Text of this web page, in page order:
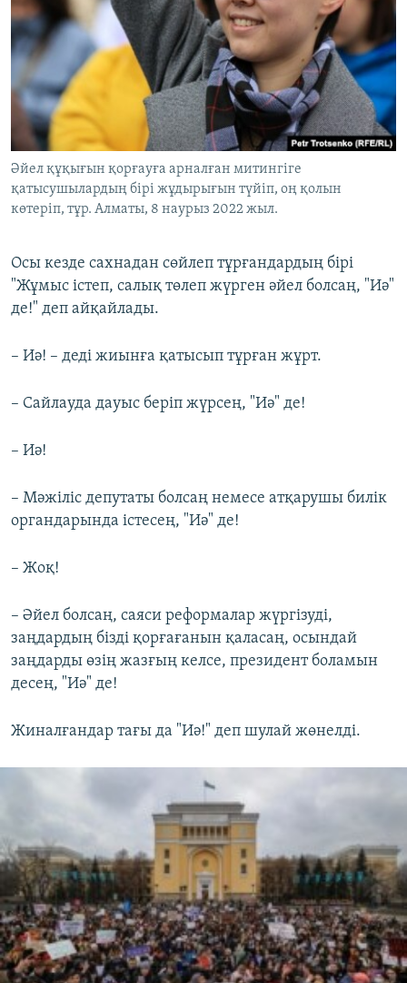
Әйел құқығын қорғауға арналған митингіге
қатысушылардың бірі жұдырығын түйіп, оң қолын
көтеріп, тұр. Алматы, 8 наурыз 2022 жыл.
Осы кезде сахнадан сөйлеп тұрғандардың бірі
"Жұмыс істеп, салық төлеп жүрген әйел болсаң, "Иә"
де!" деп айқайлады.
– Иә! – деді жиынға қатысып тұрған жұрт.
– Сайлауда дауыс беріп жүрсең, "Иә" де!
– Иә!
– Мәжіліс депутаты болсаң немесе атқарушы билік
органдарында істесең, "Иә" де!
– Жоқ!
– Әйел болсаң, саяси реформалар жүргізуді,
заңдардың бізді қорғағанын қаласаң, осындай
заңдарды өзің жазғың келсе, президент боламын
десең, "Иә" де!
Жиналғандар тағы да "Иә!" деп шулай жөнелді.